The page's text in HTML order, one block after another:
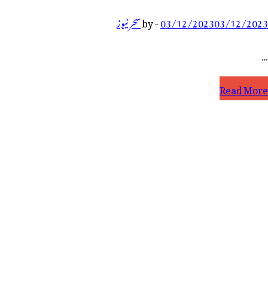
03/12/202303/12/2023
-
byسحر نیوز
…
حلقہ
Read More